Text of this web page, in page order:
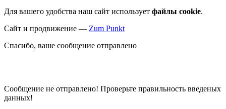
Для вашего удобства наш сайт использует файлы cookie.
Сайт и продвижение — Zum Punkt
Спасибо, ваше сообщение отправлено
Сообщение не отправлено! Проверьте правильность введеных
данных!